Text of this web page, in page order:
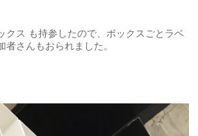
クス も持参したので、ボックスごとラベ
さんもおられました。